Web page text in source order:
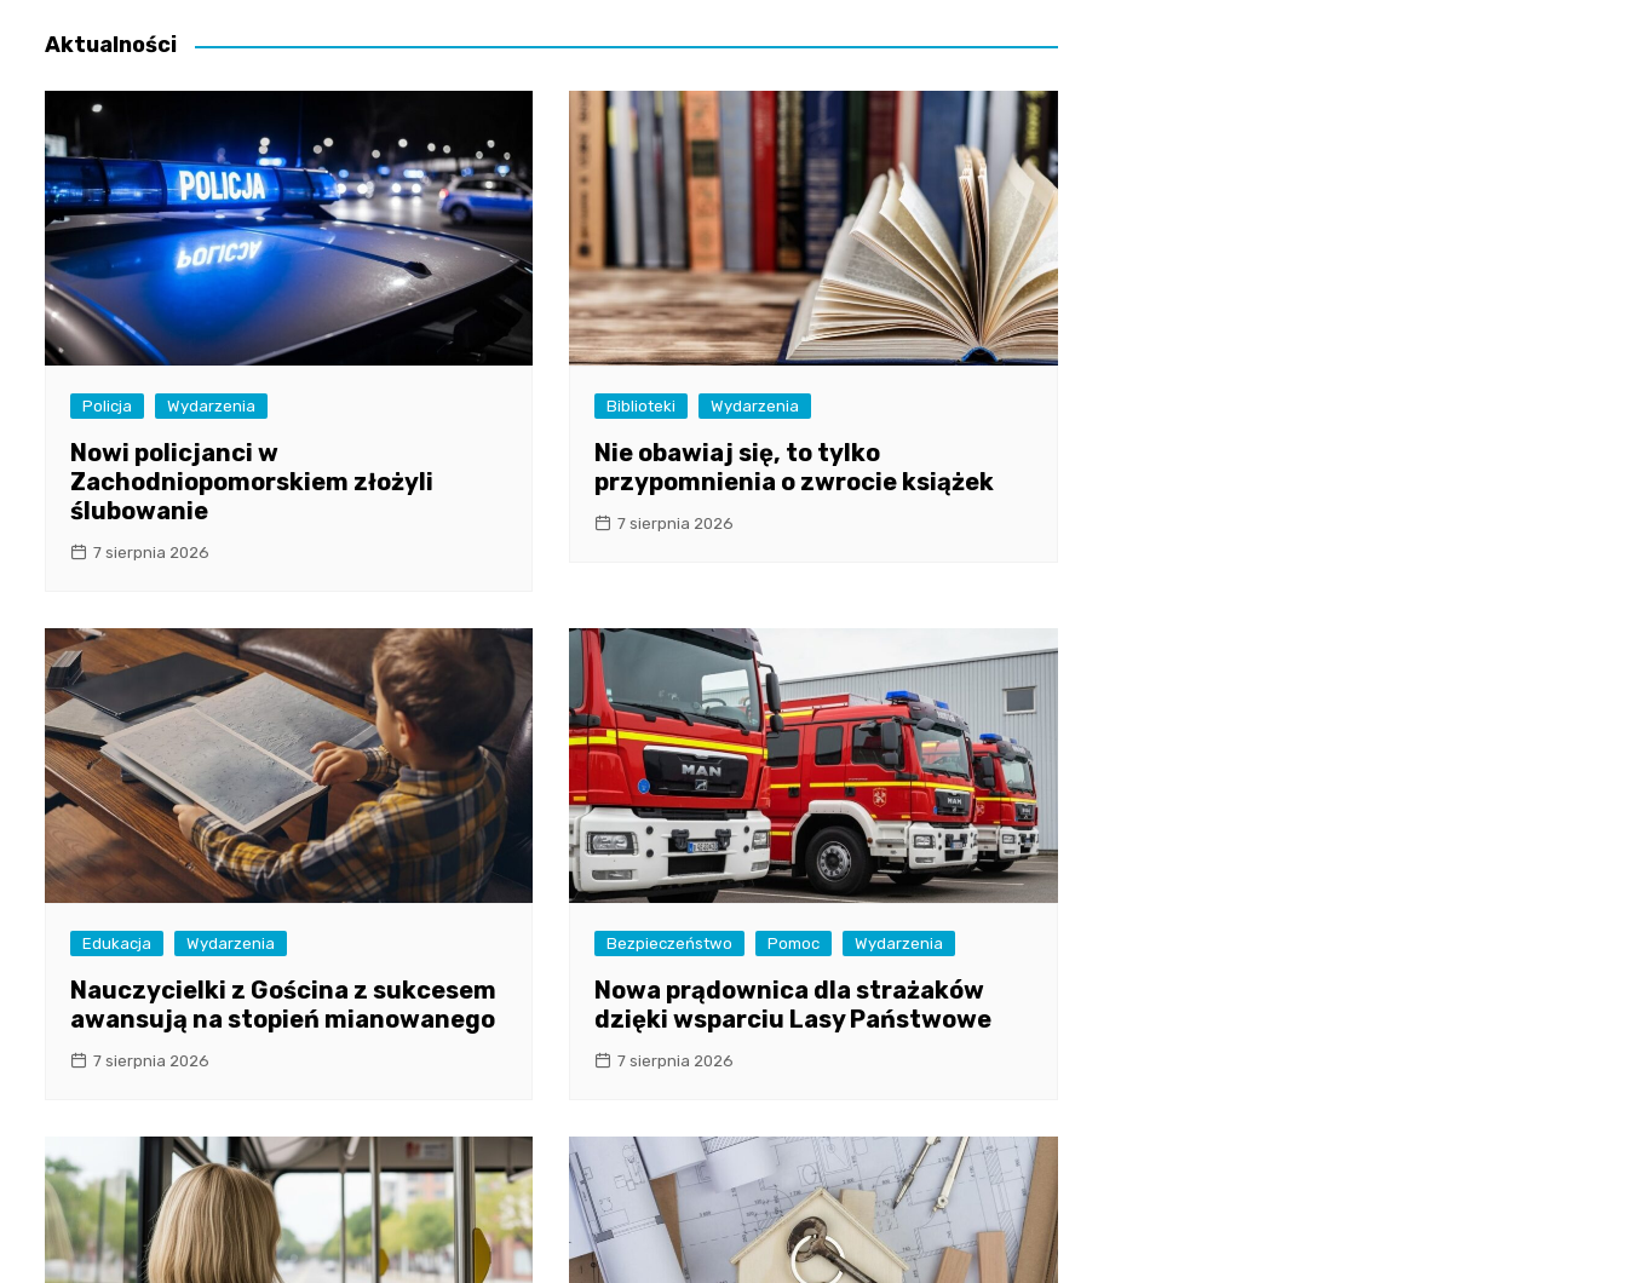
Aktualności
Policja Wydarzenia
Nowi policjanci w
Zachodniopomorskiem złożyli
ślubowanie
7 sierpnia 2026
Biblioteki Wydarzenia
Nie obawiaj się, to tylko
przypomnienia o zwrocie książek
7 sierpnia 2026
Edukacja Wydarzenia
Nauczycielki z Gościna z sukcesem
awansują na stopień mianowanego
7 sierpnia 2026
Bezpieczeństwo Pomoc Wydarzenia
Nowa prądownica dla strażaków
dzięki wsparciu Lasy Państwowe
7 sierpnia 2026